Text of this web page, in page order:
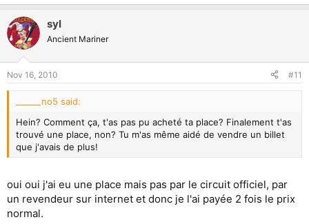
syl
Ancient Mariner
Nov 16, 2010 #11
______no5 said:
Hein? Comment ça, t'as pas pu acheté ta place? Finalement t'as
trouvé une place, non? Tu m'as même aidé de vendre un billet
que j'avais de plus!
oui oui j'ai eu une place mais pas par le circuit officiel, par
un revendeur sur internet et donc je l'ai payée 2 fois le prix
normal.